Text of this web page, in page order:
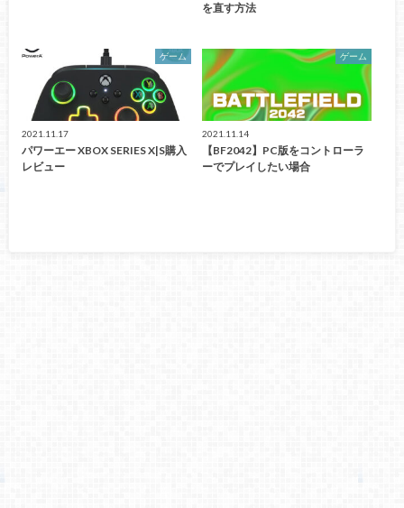
を直す方法
ゲーム
2021.11.17
パワーエー XBOX SERIES X|S購入
レビュー
ゲーム
2021.11.14
【BF2042】PC版をコントローラ
ーでプレイしたい場合